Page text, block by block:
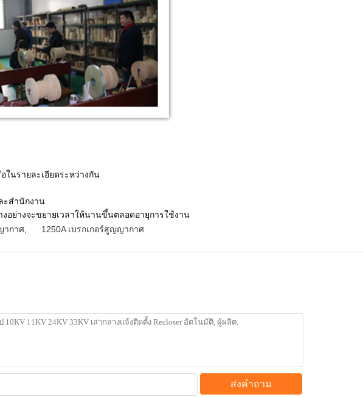
ในรายละเอียดระหว่างกัน
ะสำนักงาน
ย่างจะขยายเวลาให้นานขึ้นตลอดอายุการใช้งาน
ากาศ 1250A เบรกเกอร์สูญญากาศ
ส่งคำถาม